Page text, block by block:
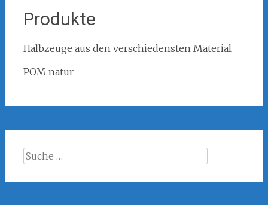
Produkte
Halbzeuge aus den verschiedensten Material
POM natur
Suche